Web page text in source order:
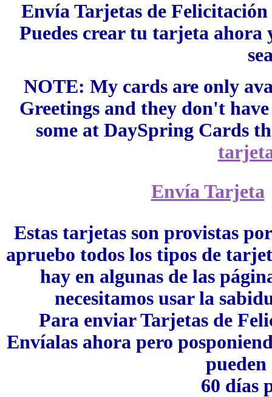
Envía Tarjetas de
Puedes crear tu tarjeta ahora
NOTE: My cards are only
Greetings and they don't
some at DaySpring Cards
Envía Tarjeta
Estas tarjetas son provistas
apruebo todos los tipos de
hay en algunas de las
necesitamos usar la
Para enviar Tarjetas de
Envíalas ahora pero
pueden
60 días